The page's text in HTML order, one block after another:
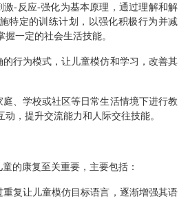
激-反应-强化为基本原理，通过理解和解
特定的训练计划，以强化积极行为并减
一定的社会生活技能。
行为模式，让儿童模仿和学习，改善其
庭、学校或社区等日常生活情境下进行教
，提升交流能力和人际交往技能。
的康复至关重要，主要包括：
复让儿童模仿目标语言，逐渐增强其语